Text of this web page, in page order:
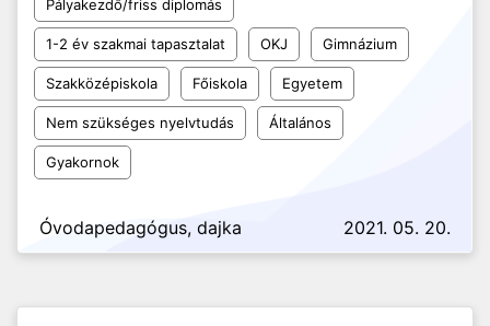
Pályakezdő/friss diplomás
1-2 év szakmai tapasztalat OKJ Gimnázium
Szakközépiskola Főiskola Egyetem
Nem szükséges nyelvtudás Általános
Gyakornok
Óvodapedagógus, dajka 2021. 05. 20.